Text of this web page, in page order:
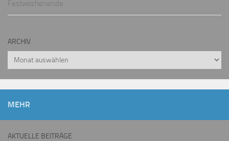
Festwochenende
ARCHIV
Archiv
MEHR
AKTUELLE BEITRÄGE